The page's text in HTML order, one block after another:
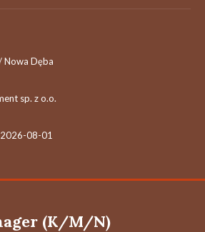
Nowa Dęba
sp. z o.o.
08-01
(K/M/N)